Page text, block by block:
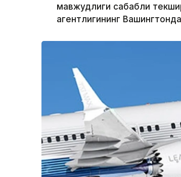
мавжудлиги сабабли
агентлигининг